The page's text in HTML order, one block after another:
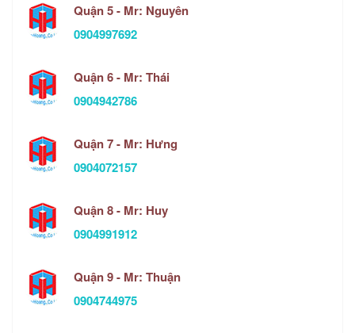
Quận 5 - Mr: Nguyên
0904997692
Quận 6 - Mr: Thái
0904942786
Quận 7 - Mr: Hưng
0904072157
Quận 8 - Mr: Huy
0904991912
Quận 9 - Mr: Thuận
0904744975